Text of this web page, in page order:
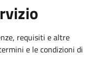
requisiti e altre
e le condizioni di